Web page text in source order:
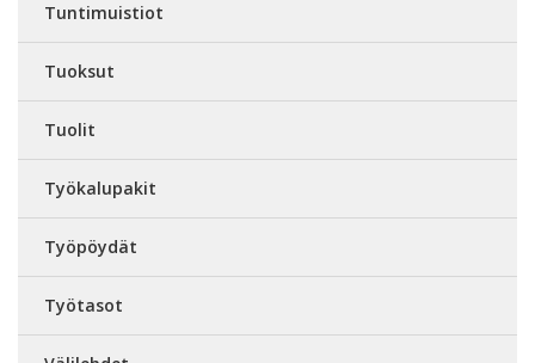
Tuntimuistiot
Tuoksut
Tuolit
Työkalupakit
Työpöydät
Työtasot